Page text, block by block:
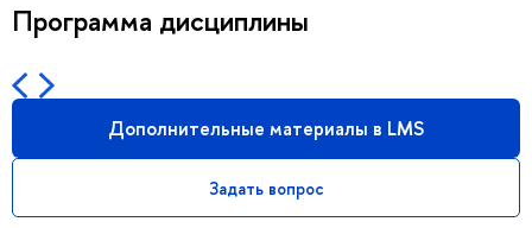
Программа дисциплины
Дополнительные материалы в LMS
Задать вопрос